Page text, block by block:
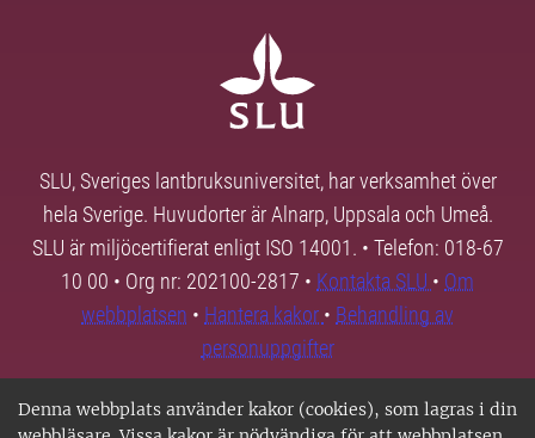
Denna webbplats använder kakor (cookies), som lagras i din
SLU, Sveriges lantbruksuniversitet, har verksamhet över
hela Sverige. Huvudorter är Alnarp, Uppsala och Umeå.
SLU är miljöcertifierat enligt ISO 14001. • Telefon: 018-67
10 00 • Org nr: 202100-2817 • Kontakta SLU • Om
webbplatsen • Hantera kakor • Behandling av
personuppgifter